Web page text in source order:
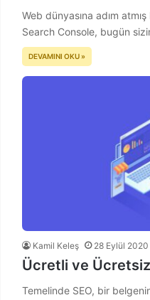
Web dünyasına adım
Search Console, bugün
DEVAMINI OKU »
Kamil Keleş 28 Eylül 2020
Ücretli ve Ücretsiz
Temelinde SEO, bir